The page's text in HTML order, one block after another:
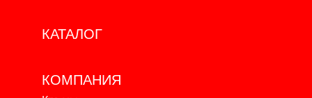
КАТАЛОГ
КОМПАНИЯ